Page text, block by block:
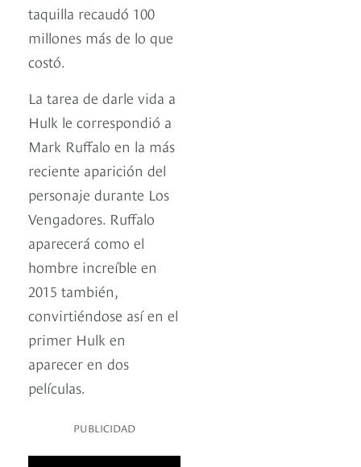
taquilla recaudó 100
millones más de lo que
costó.
La tarea de darle vida a
Hulk le correspondió a
Mark Ruffalo en la más
reciente aparición del
personaje durante Los
Vengadores. Ruffalo
aparecerá como el
hombre increíble en
2015 también,
convirtiéndose así en el
primer Hulk en
aparecer en dos
películas.
PUBLICIDAD